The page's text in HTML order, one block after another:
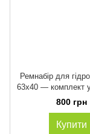
Ремнабір для
63х40 — комплект
800 грн
Купити